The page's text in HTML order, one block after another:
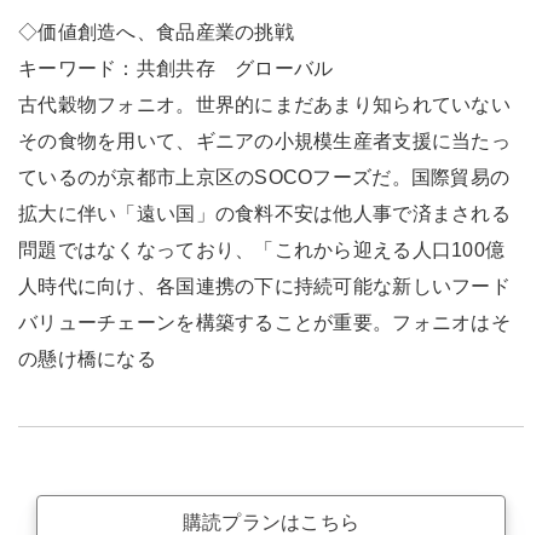
◇価値創造へ、食品産業の挑戦
キーワード：共創共存 グローバル
古代穀物フォニオ。世界的にまだあまり知られていない
その食物を用いて、ギニアの小規模生産者支援に当たっ
ているのが京都市上京区のSOCOフーズだ。国際貿易の
拡大に伴い「遠い国」の食料不安は他人事で済まされる
問題ではなくなっており、「これから迎える人口100億
人時代に向け、各国連携の下に持続可能な新しいフード
バリューチェーンを構築することが重要。フォニオはそ
の懸け橋になる
購読プランはこちら